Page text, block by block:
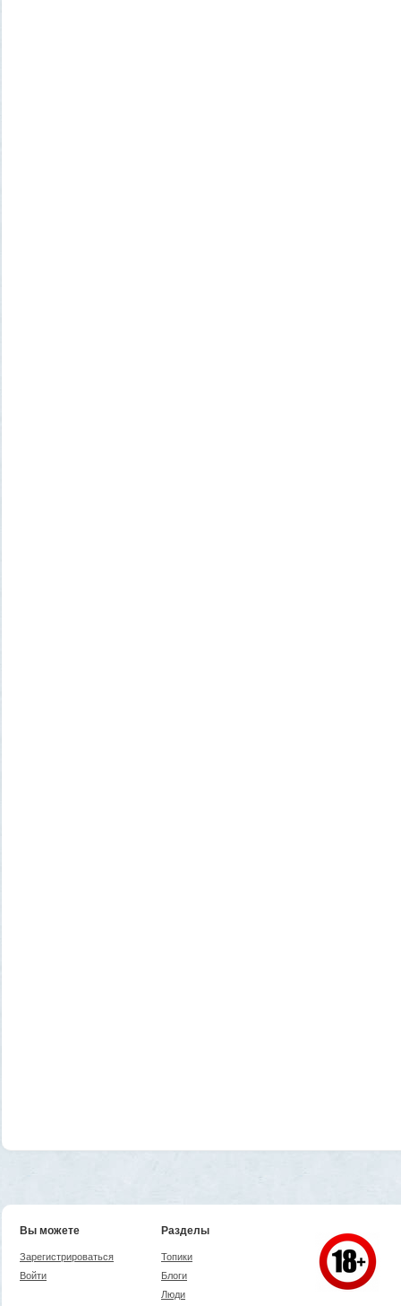
Вы можете
Зарегистрироваться
Войти
Разделы
Топики
Блоги
Люди